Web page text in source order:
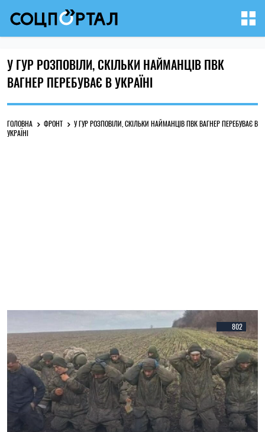
У ГУР РОЗПОВІЛИ, СКІЛЬКИ НАЙМАНЦІВ ПВК
ВАГНЕР ПЕРЕБУВАЄ В УКРАЇНІ
ГОЛОВНА ФРОНТ
У ГУР РОЗПОВІЛИ, СКІЛЬКИ НАЙМАНЦІВ ПВК ВАГНЕР ПЕРЕБУВАЄ В
УКРАЇНІ
802